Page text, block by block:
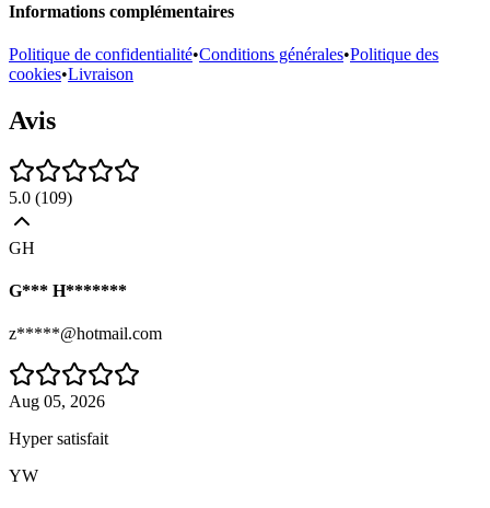
Informations complémentaires
Politique de confidentialité•Conditions générales•Politique des
cookies•Livraison
Avis
5.0 (109)
GH
G*** H*******
z*****@hotmail.com
Aug 05, 2026
Hyper satisfait
YW